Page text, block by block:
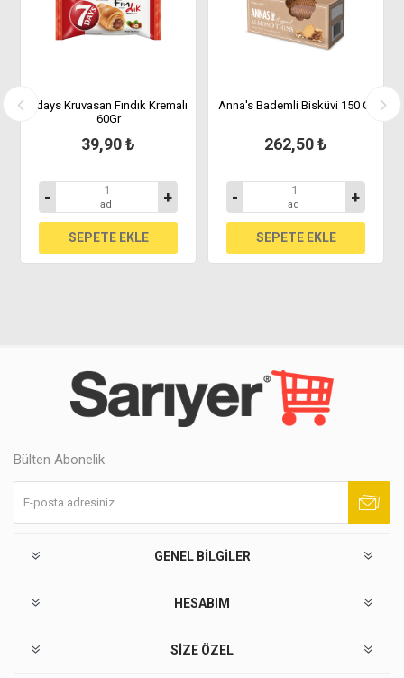
7days Kruvasan Fındık Kremalı
60Gr
39,90 ₺
- ad +
Anna's Bademli Bisküvi 150 Gr
262,50 ₺
- ad +
Bülten Abonelik
GENEL BILGILER
HESABIM
SIZE ÖZEL